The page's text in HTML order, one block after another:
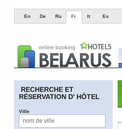
En De Ru Fr It Es
​RECHERCHE ET
RÉSERVATION D' HÔTEL
​Ville